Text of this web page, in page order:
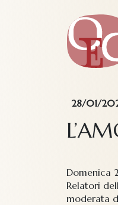
28/01/
Domenica
Relatori
moderata